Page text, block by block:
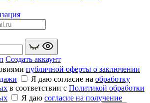
Создать аккаунт
публичной оферты о заключении
Я даю согласие на обработку
в соответствии с Политикой обработки
Я даю согласие на получение